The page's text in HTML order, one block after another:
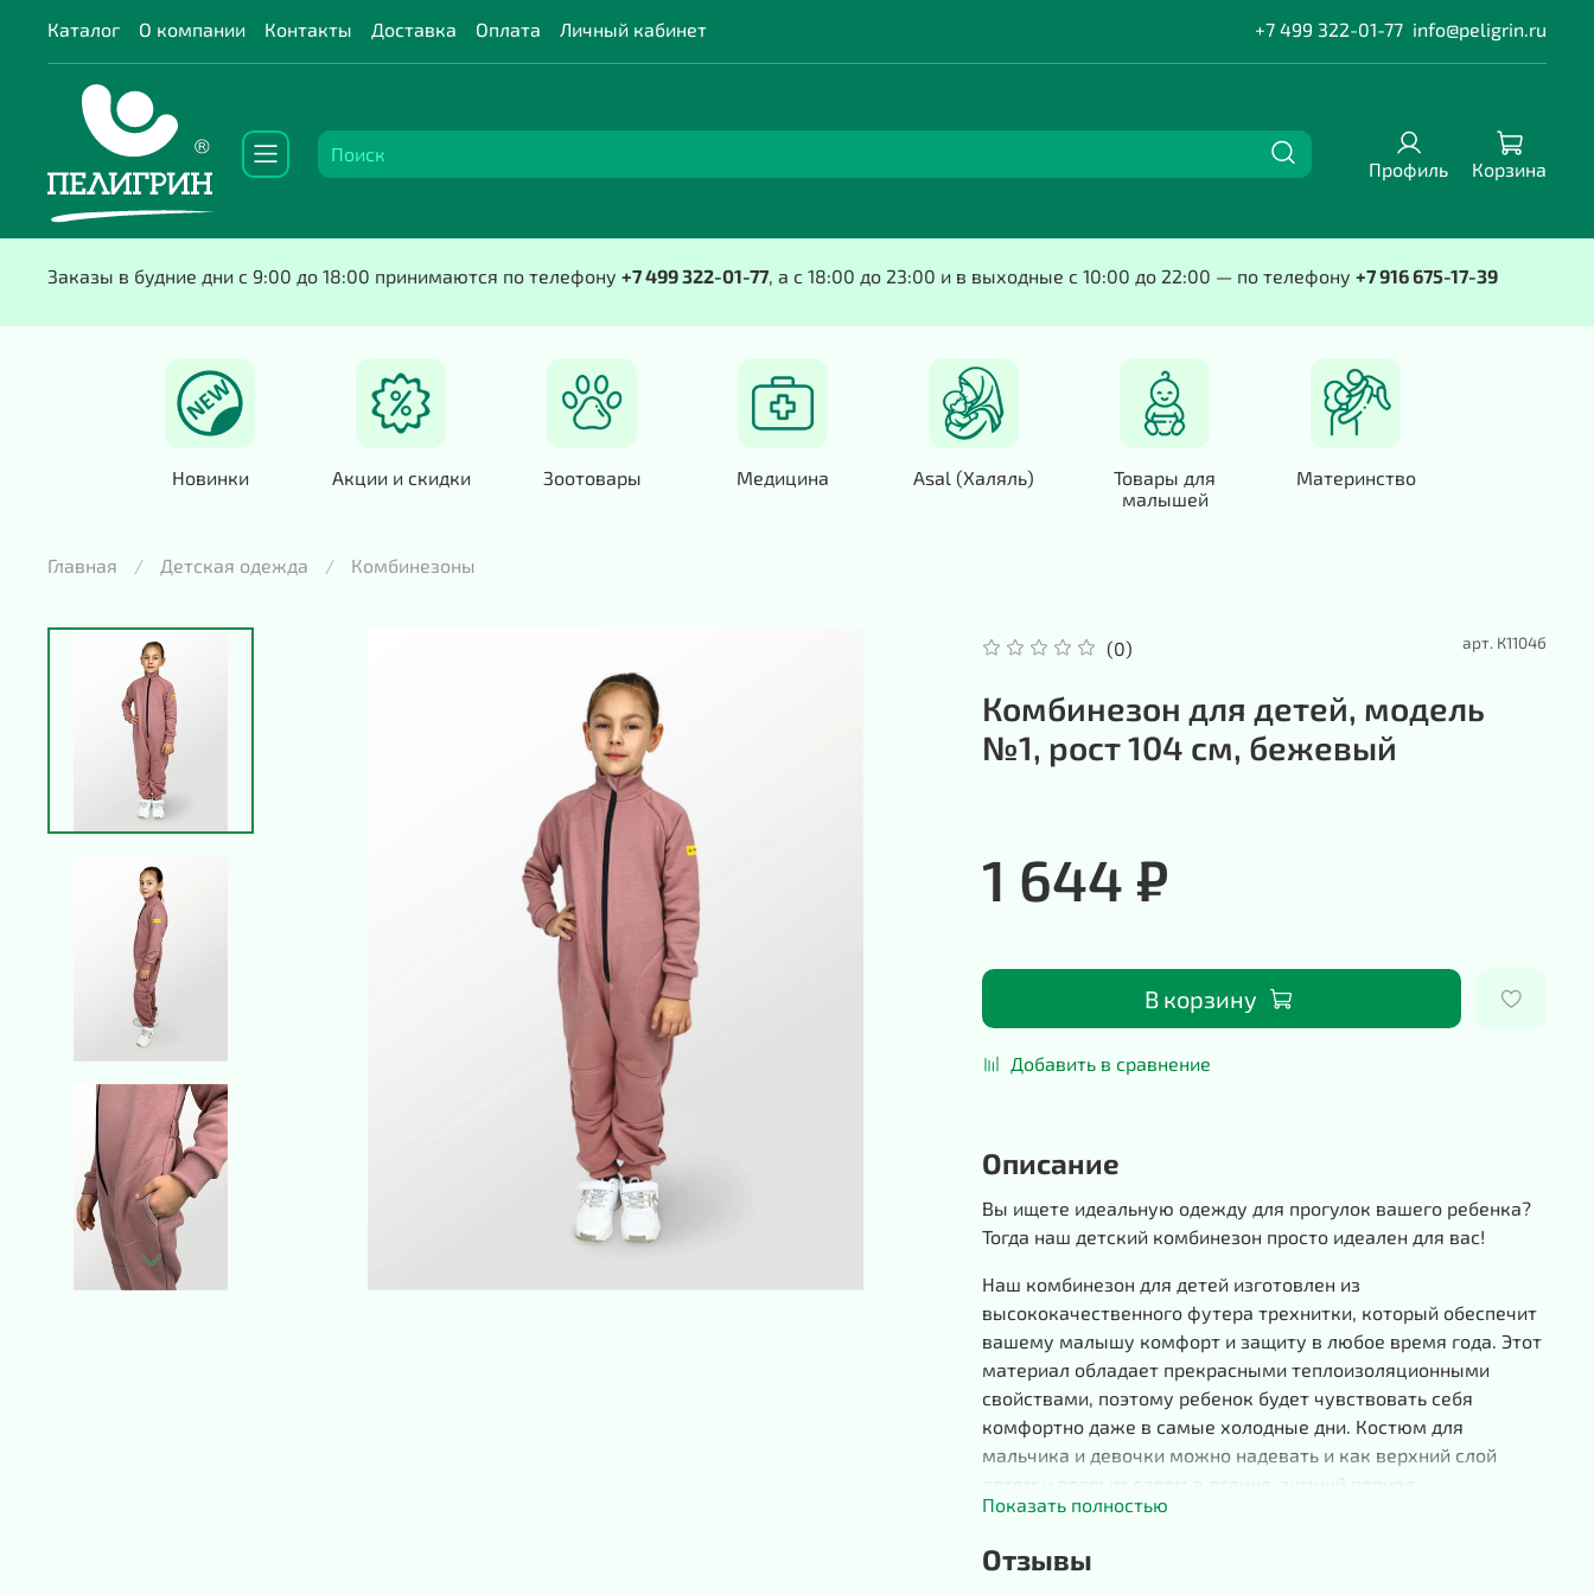
Каталог О компании Контакты Доставка Оплата Личный кабинет +7 499 322-01-77 info@peligrin.ru
Профиль Корзина
Заказы в будние дни с 9:00 до 18:00 принимаются по телефону +7 499 322-01-77, а с 18:00 до 23:00 и в выходные с 10:00 до 22:00 — по телефону +7 916 675-17-39
Новинки Акции и скидки Зоотовары Медицина Asal (Халяль)
Товары для
малышей
Материнство
Главная Детская одежда Комбинезоны
(0) арт. К1104б
Комбинезон для детей, модель
№1, рост 104 см, бежевый
1 644 ₽
В корзину
Добавить в сравнение
Описание
Вы ищете идеальную одежду для прогулок вашего ребенка?
Тогда наш детский комбинезон просто идеален для вас!
Наш комбинезон для детей изготовлен из
высококачественного футера трехнитки, который обеспечит
вашему малышу комфорт и защиту в любое время года. Этот
материал обладает прекрасными теплоизоляционными
свойствами, поэтому ребенок будет чувствовать себя
комфортно даже в самые холодные дни. Костюм для
мальчика и девочки можно надевать и как верхний слой
летом и вторым слоем в осенне-зимний период.
свободно двигаться, не ограничивая его движений. Не
Показать полностью
Отзывы